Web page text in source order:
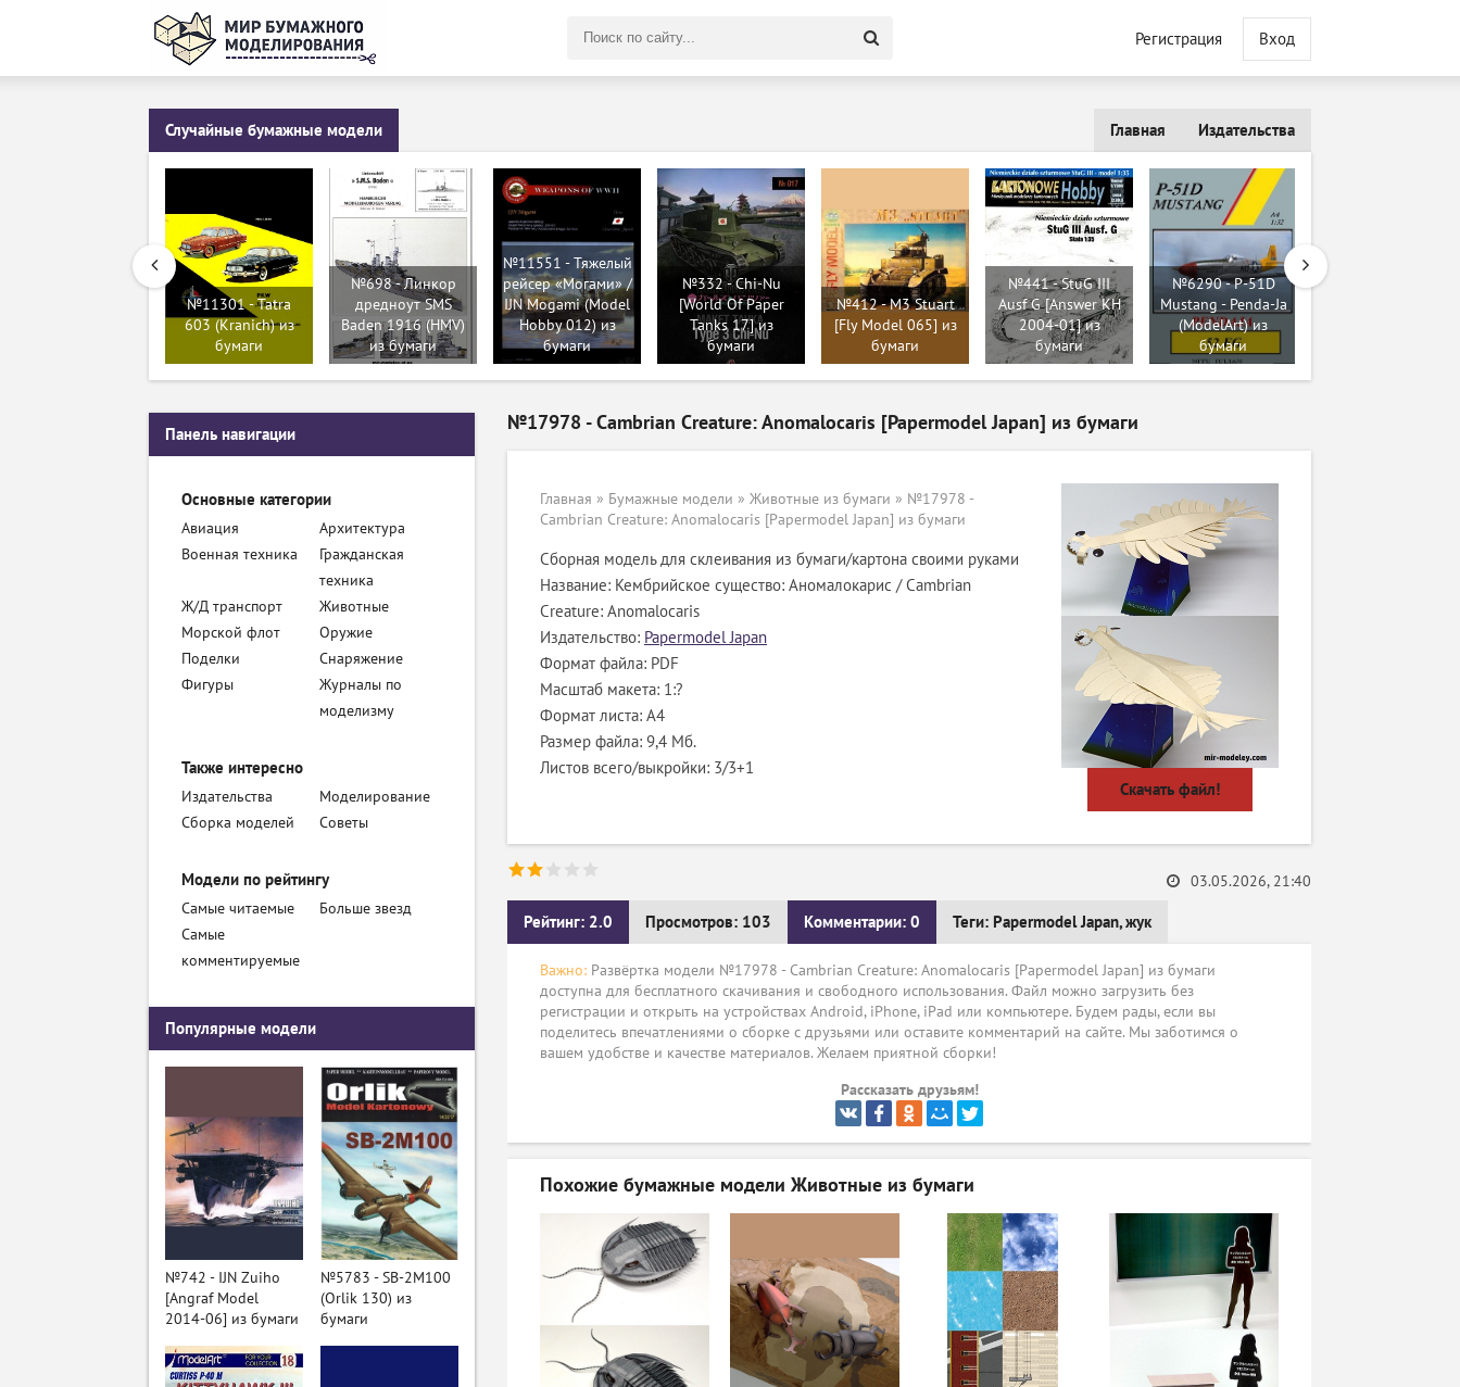
Регистрация Вход
Случайные бумажные модели Издательства
Главная
№11301 - Tatra
603 (Kranich) из
бумаги
№698 - Линкор
дредноут SMS
Baden 1916 (HMV)
из бумаги
№11551 - Тяжелый
рейсер «Могами» /
IJN Mogami (Model
Hobby 012) из
бумаги
№332 - Chi-Nu
[World Of Paper
Tanks 17] из
бумаги
№412 - M3 Stuart
[Fly Model 065] из
бумаги
№441 - StuG III
Ausf G [Answer KH
2004-01] из
бумаги
№6290 - P-51D
Mustang - Penda-Ja
(ModelArt) из
бумаги
№17978 - Cambrian Creature: Anomalocaris [Papermodel Japan] из бумаги
Главная » Бумажные модели » Животные из бумаги » №17978 -
Cambrian Creature: Anomalocaris [Papermodel Japan] из бумаги
Сборная модель для склеивания из бумаги/картона своими руками
Название: Кембрийское существо: Аномалокарис / Cambrian
Creature: Anomalocaris
Издательство: Papermodel Japan
Формат файла: PDF
Масштаб макета: 1:?
Формат листа: А4
Размер файла: 9,4 Мб.
Листов всего/выкройки: 3/3+1
Скачать файл!
Рейтинг: 2.0 Просмотров: 103 Комментарии: 0 Теги: Papermodel Japan,жук
03.05.2026, 21:40
Важно: Развёртка модели №17978 - Cambrian Creature: Anomalocaris [Papermodel Japan] из бумаги
доступна для бесплатного скачивания и свободного использования. Файл можно загрузить без
регистрации и открыть на устройствах Android, iPhone, iPad или компьютере. Будем рады, если вы
поделитесь впечатлениями о сборке с друзьями или оставите комментарий на сайте. Мы заботимся о
вашем удобстве и качестве материалов. Желаем приятной сборки!
Рассказать друзьям!
Похожие бумажные модели Животные из бумаги
Панель навигации
Основные категории
Авиация
Архитектура
Военная техника
Гражданская
техника
Ж/Д транспорт
Животные
Морской флот
Оружие
Поделки
Снаряжение
Фигуры
Журналы по
моделизму
Также интересно
Издательства
Моделирование
Сборка моделей
Советы
Модели по рейтингу
Самые читаемые
Больше звезд
Самые
комментируемые
Популярные модели
№742 - IJN Zuiho
[Angraf Model
2014-06] из бумаги
№5783 - SB-2M100
(Orlik 130) из
бумаги